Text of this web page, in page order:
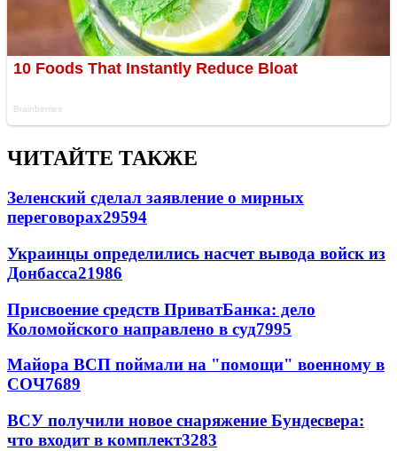
ЧИТАЙТЕ ТАКЖЕ
Зеленский сделал заявление о мирных
переговорах29594
Украинцы определились насчет вывода войск из
Донбасса21986
Присвоение средств ПриватБанка: дело
Коломойского направлено в суд7995
Майора ВСП поймали на "помощи" военному в
СОЧ7689
ВСУ получили новое снаряжение Бундесвера:
что входит в комплект3283